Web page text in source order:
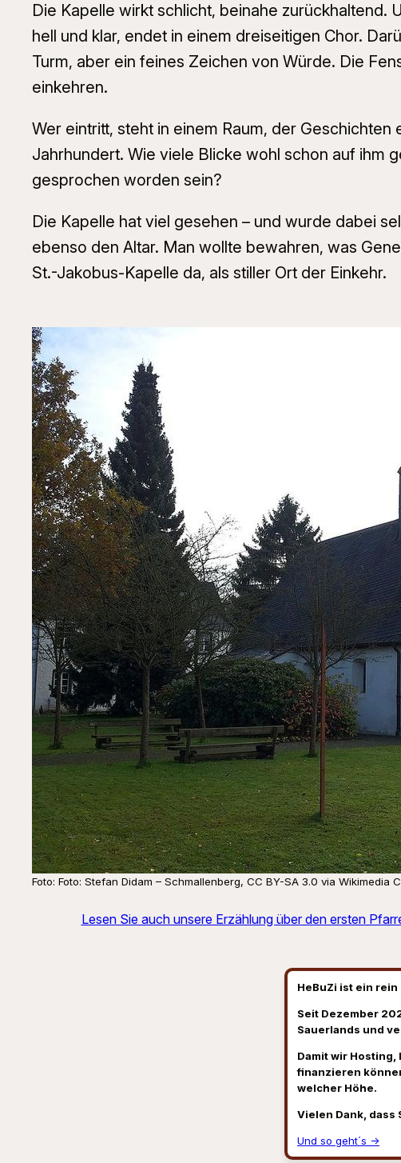
Die Kapelle wirkt schlicht, beinahe zurückhaltend.
hell und klar, endet in einem dreiseitigen Chor.
Turm, aber ein feines Zeichen von Würde. Die
einkehren.
Wer eintritt, steht in einem Raum, der
Jahrhundert. Wie viele Blicke wohl schon auf ihm
gesprochen worden sein?
Die Kapelle hat viel gesehen – und wurde dabei
ebenso den Altar. Man wollte bewahren, was
St.-Jakobus-Kapelle da, als stiller Ort der Einkehr.
Foto: Foto: Stefan Didam – Schmallenberg, CC BY-SA 3.0 via Wikimedia
Lesen Sie auch unsere Erzählung über den ersten
HeBuZi ist ein
Seit Dezember
Sauerlands und
Damit wir
finanzieren
welcher Höhe.
Vielen Dank,
Und so geht´s →